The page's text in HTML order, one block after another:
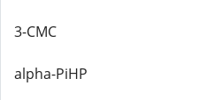
3-CMC
alpha-PiHP